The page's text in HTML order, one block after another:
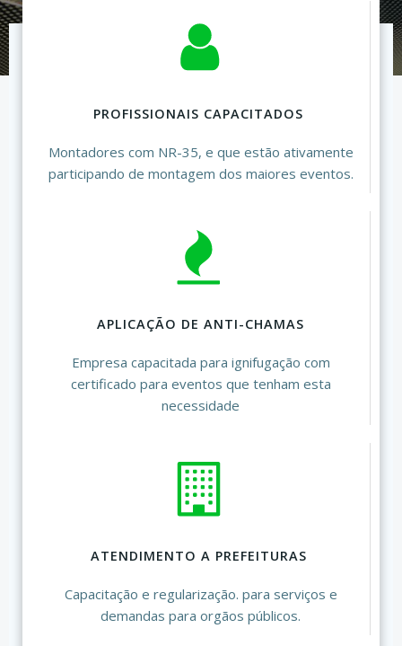
PROFISSIONAIS CAPACITADOS
Montadores com NR-35, e que estão ativamente
participando de montagem dos maiores eventos.
APLICAÇÃO DE ANTI-CHAMAS
Empresa capacitada para ignifugação com
certificado para eventos que tenham esta
necessidade
ATENDIMENTO A PREFEITURAS
Capacitação e regularização. para serviços e
demandas para orgãos públicos.